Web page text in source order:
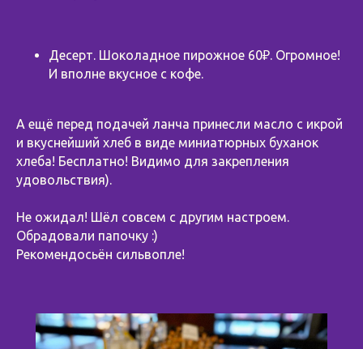
Десерт. Шоколадное пирожное 60₽. Огромное!
И вполне вкусное с кофе.
А ещё перед подачей ланча принесли масло с икрой
и вкуснейший хлеб в виде миниатюрных буханок
хлеба! Бесплатно! Видимо для закрепления
удовольствия).
Не ожидал! Шёл совсем с другим настроем.
Обрадовали папочку :)
Рекомендосьён сильвопле!